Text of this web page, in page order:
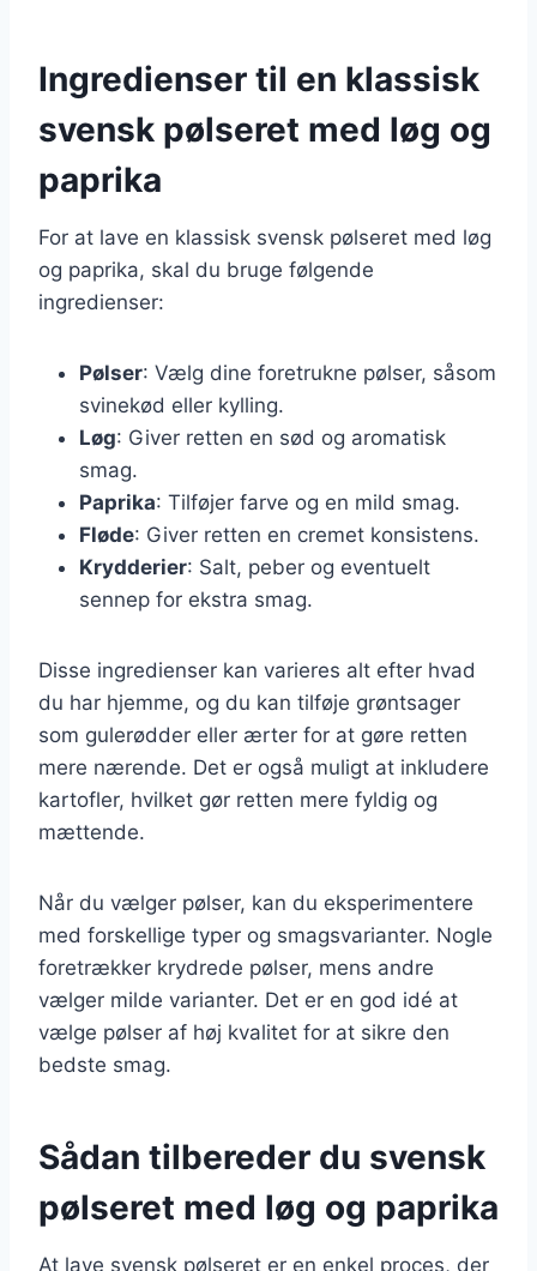
Ingredienser til en klassisk
svensk pølseret med løg og
paprika
For at lave en klassisk svensk pølseret med løg
og paprika, skal du bruge følgende
ingredienser:
Pølser: Vælg dine foretrukne pølser, såsom
svinekød eller kylling.
Løg: Giver retten en sød og aromatisk
smag.
Paprika: Tilføjer farve og en mild smag.
Fløde: Giver retten en cremet konsistens.
Krydderier: Salt, peber og eventuelt
sennep for ekstra smag.
Disse ingredienser kan varieres alt efter hvad
du har hjemme, og du kan tilføje grøntsager
som gulerødder eller ærter for at gøre retten
mere nærende. Det er også muligt at inkludere
kartofler, hvilket gør retten mere fyldig og
mættende.
Når du vælger pølser, kan du eksperimentere
med forskellige typer og smagsvarianter. Nogle
foretrækker krydrede pølser, mens andre
vælger milde varianter. Det er en god idé at
vælge pølser af høj kvalitet for at sikre den
bedste smag.
Sådan tilbereder du svensk
pølseret med løg og paprika
At lave svensk pølseret er en enkel proces, der